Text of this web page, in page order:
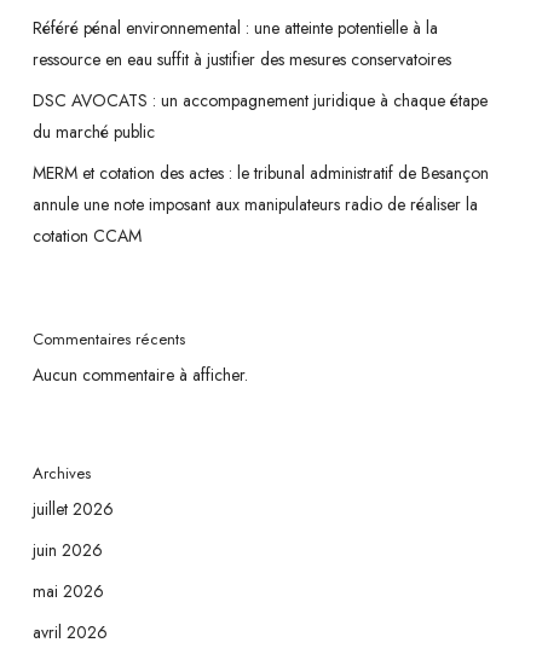
Référé pénal environnemental : une atteinte potentielle à la
ressource en eau suffit à justifier des mesures conservatoires
DSC AVOCATS : un accompagnement juridique à chaque étape
du marché public
MERM et cotation des actes : le tribunal administratif de Besançon
annule une note imposant aux manipulateurs radio de réaliser la
cotation CCAM
Commentaires récents
Aucun commentaire à afficher.
Archives
juillet 2026
juin 2026
mai 2026
avril 2026